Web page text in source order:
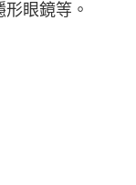
眼鏡等。